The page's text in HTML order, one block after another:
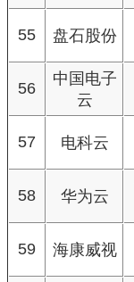
55 盘石股份
56
中国电子
云
57 电科云
58 华为云
59 海康威视